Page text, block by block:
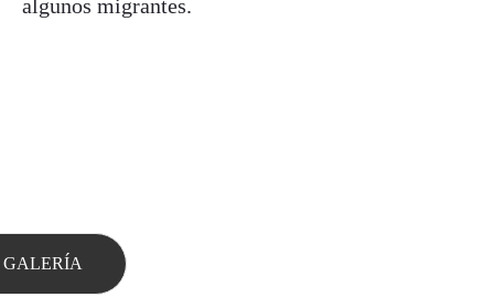
algunos migrantes.
GALERÍA